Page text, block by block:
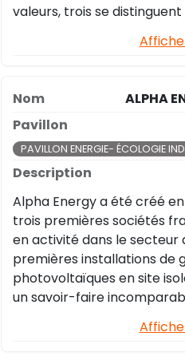
valeurs, trois se
donnée. La proximité est
essentiel afin de vous
d'esprit en cas de besoin.
ALPHA
PAVILLON ENERGIE- ÉCOLOGIE
Alpha Energy a été créé en
trois premières sociétés
en activité dans le secteur
premières installations de
photovoltaïques en site
un savoir-faire